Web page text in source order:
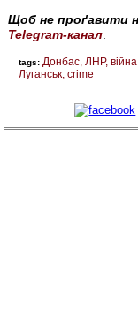
Щоб не проґавити
Telegram-канал
tags: Донбас ЛНР війна
Луганськ crime